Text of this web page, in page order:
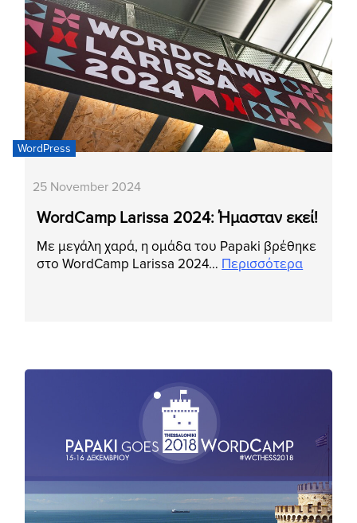
WordPress
25 November 2024
WordCamp Larissa 2024: Ήμασταν εκεί!
Με μεγάλη χαρά, η ομάδα του Papaki βρέθηκε
στο WordCamp Larissa 2024… Περισσότερα